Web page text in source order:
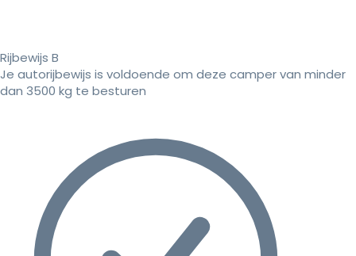
Rijbewijs B
Je autorijbewijs is voldoende om deze camper van minder
dan 3500 kg te besturen